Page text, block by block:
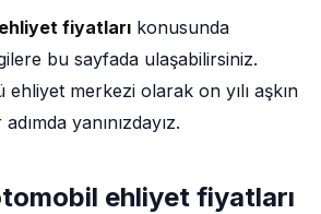
fiyatları konusunda
bu sayfada ulaşabilirsiniz.
merkezi olarak on yılı aşkın
yanınızdayız.
ehliyet fiyatları